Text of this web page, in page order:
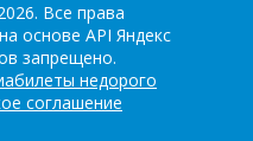
Все права
основе API Яндекс
запрещено.
недорого
соглашение